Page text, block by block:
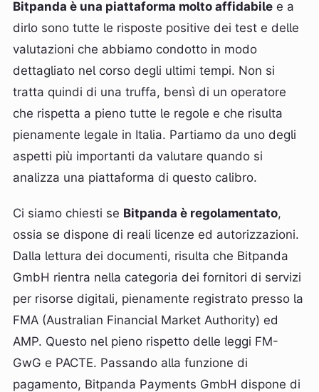
Bitpanda è una piattaforma molto affidabile e a
dirlo sono tutte le risposte positive dei test e delle
valutazioni che abbiamo condotto in modo
dettagliato nel corso degli ultimi tempi. Non si
tratta quindi di una truffa, bensì di un operatore
che rispetta a pieno tutte le regole e che risulta
pienamente legale in Italia. Partiamo da uno degli
aspetti più importanti da valutare quando si
analizza una piattaforma di questo calibro.
Ci siamo chiesti se Bitpanda è regolamentato,
ossia se dispone di reali licenze ed autorizzazioni.
Dalla lettura dei documenti, risulta che Bitpanda
GmbH rientra nella categoria dei fornitori di servizi
per risorse digitali, pienamente registrato presso la
FMA (Australian Financial Market Authority) ed
AMP. Questo nel pieno rispetto delle leggi FM-
GwG e PACTE. Passando alla funzione di
pagamento, Bitpanda Payments GmbH dispone di